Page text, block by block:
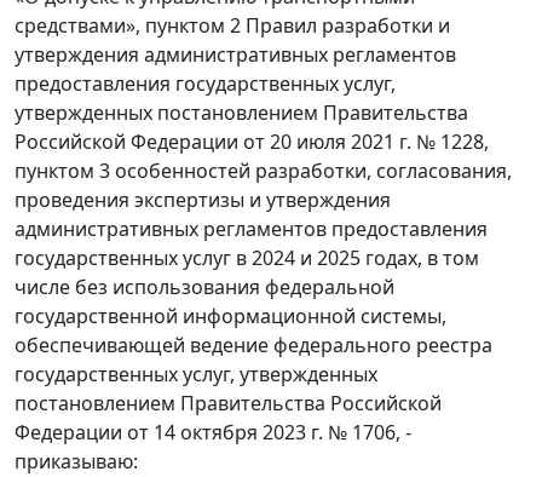
средствами», пунктом 2 Правил разработки и
утверждения административных регламентов
предоставления государственных услуг,
утвержденных постановлением Правительства
Российской Федерации от 20 июля 2021 г. № 1228,
пунктом 3 особенностей разработки, согласования,
проведения экспертизы и утверждения
административных регламентов предоставления
государственных услуг в 2024 и 2025 годах, в том
числе без использования федеральной
государственной информационной системы,
обеспечивающей ведение федерального реестра
государственных услуг, утвержденных
постановлением Правительства Российской
Федерации от 14 октября 2023 г. № 1706, -
приказываю: